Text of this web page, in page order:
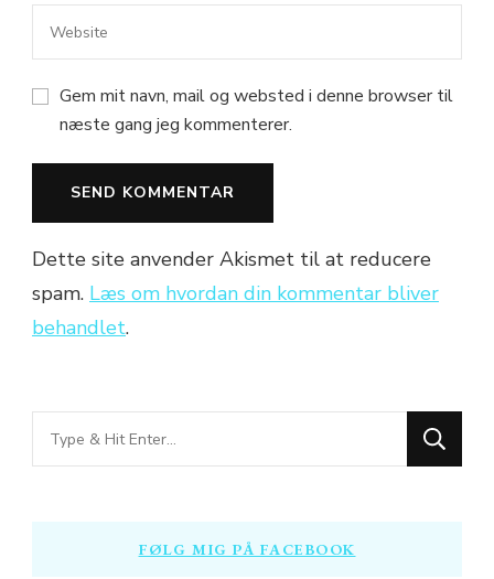
Gem mit navn, mail og websted i denne browser til
næste gang jeg kommenterer.
Dette site anvender Akismet til at reducere
spam. Læs om hvordan din kommentar bliver
behandlet.
Looking
for
FØLG MIG PÅ FACEBOOK